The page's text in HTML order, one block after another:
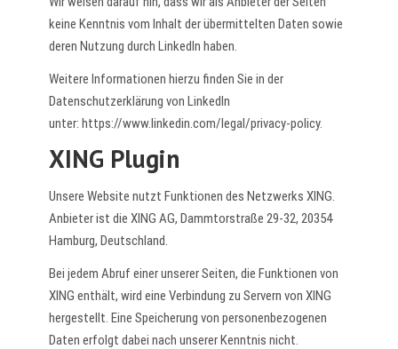
keine Kenntnis vom Inhalt der übermittelten Daten sowie
deren Nutzung durch LinkedIn haben.
Weitere Informationen hierzu finden Sie in der
Datenschutzerklärung von LinkedIn
unter: https://www.linkedin.com/legal/privacy-policy.
XING Plugin
Unsere Website nutzt Funktionen des Netzwerks XING.
Anbieter ist die XING AG, Dammtorstraße 29-32, 20354
Hamburg, Deutschland.
Bei jedem Abruf einer unserer Seiten, die Funktionen von
XING enthält, wird eine Verbindung zu Servern von XING
hergestellt. Eine Speicherung von personenbezogenen
Daten erfolgt dabei nach unserer Kenntnis nicht.